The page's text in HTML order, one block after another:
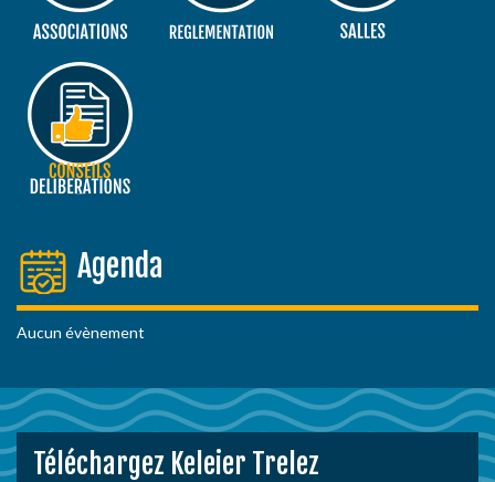
Agenda
Aucun évènement
Téléchargez Keleier Trelez